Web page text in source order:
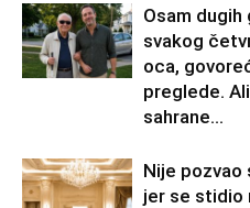
Osam dugih
svakog
oca,
preglede.
sahrane...
Nije pozvao
jer se stidio